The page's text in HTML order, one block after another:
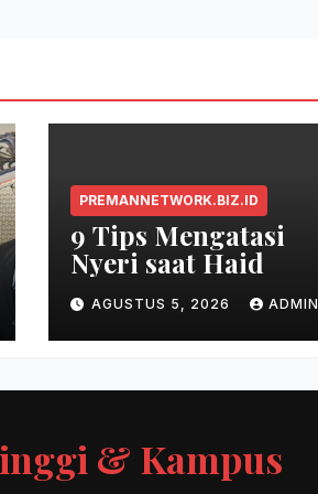
PREMANNETWORK.BIZ.ID
9 Tips Mengatasi
Nyeri saat Haid
AGUSTUS 5, 2026 ADMIN
& Kampus